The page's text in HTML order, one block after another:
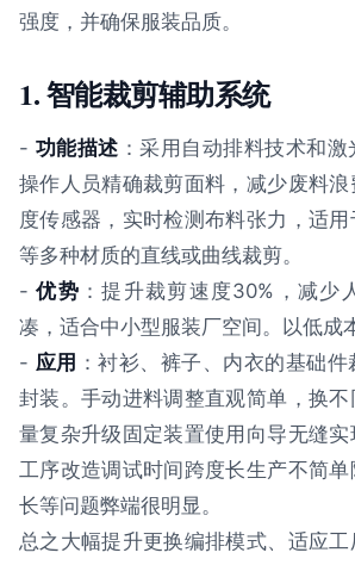
强度，并确保服装品质。
1. 智能裁剪辅助系统
- 功能描述 ：采用自动排料技术和
操作人员精确裁剪面料，减少废料
度传感器，实时检测布料张力，适
等多种材质的直线或曲线裁剪。
-优势 ：提升裁剪速度30%，减少
凑，适合中小型服装厂空间。以低成
- 应用 ：衬衫、裤子、内衣的基础
封装。手动进料调整直观简单，换
量复杂升级固定装置使用向导无缝
工序改造调试时间跨度长生产不简
长等问题弊端很明显。
总之大幅提升更换编排模式、适应工